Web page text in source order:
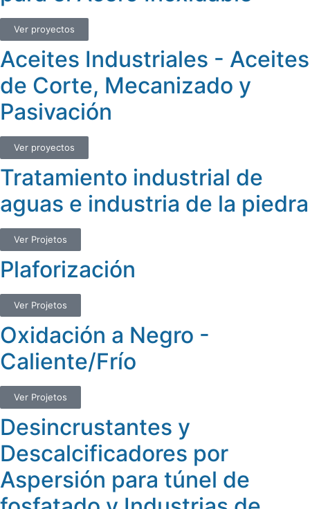
Ver proyectos
Aceites Industriales - Aceites
de Corte, Mecanizado y
Pasivación
Ver proyectos
Tratamiento industrial de
aguas e industria de la piedra
Ver Projetos
Plaforización
Ver Projetos
Oxidación a Negro -
Caliente/Frío
Ver Projetos
Desincrustantes y
Descalcificadores por
Aspersión para túnel de